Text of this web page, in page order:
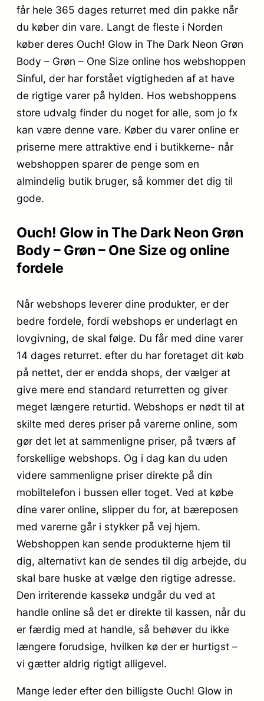
får hele 365 dages returret med din pakke når
du køber din vare. Langt de fleste i Norden
køber deres Ouch! Glow in The Dark Neon Grøn
Body – Grøn – One Size online hos webshoppen
Sinful, der har forstået vigtigheden af at have
de rigtige varer på hylden. Hos webshoppens
store udvalg finder du noget for alle, som jo fx
kan være denne vare. Køber du varer online er
priserne mere attraktive end i butikkerne- når
webshoppen sparer de penge som en
almindelig butik bruger, så kommer det dig til
gode.
Ouch! Glow in The Dark Neon Grøn
Body – Grøn – One Size og online
fordele
Når webshops leverer dine produkter, er der
bedre fordele, fordi webshops er underlagt en
lovgivning, de skal følge. Du får med dine varer
14 dages returret. efter du har foretaget dit køb
på nettet, der er endda shops, der vælger at
give mere end standard returretten og giver
meget længere returtid. Webshops er nødt til at
skilte med deres priser på varerne online, som
gør det let at sammenligne priser, på tværs af
forskellige webshops. Og i dag kan du uden
videre sammenligne priser direkte på din
mobiltelefon i bussen eller toget. Ved at købe
dine varer online, slipper du for, at bæreposen
med varerne går i stykker på vej hjem.
Webshoppen kan sende produkterne hjem til
dig, alternativt kan de sendes til dig arbejde, du
skal bare huske at vælge den rigtige adresse.
Den irriterende kassekø undgår du ved at
handle online så det er direkte til kassen, når du
er færdig med at handle, så behøver du ikke
længere forudsige, hvilken kø der er hurtigst –
vi gætter aldrig rigtigt alligevel.
Mange leder efter den billigste Ouch! Glow in